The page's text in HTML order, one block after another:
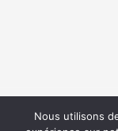
Réalisation
Nous utilisons